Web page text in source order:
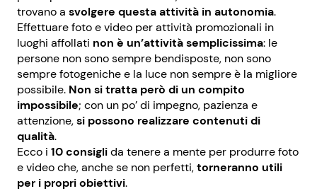
trovano a svolgere questa attività in autonomia.
Effettuare foto e video per attività promozionali in
luoghi affollati non è un’attività semplicissima: le
persone non sono sempre bendisposte, non sono
sempre fotogeniche e la luce non sempre è la migliore
possibile. Non si tratta però di un compito
impossibile; con un po’ di impegno, pazienza e
attenzione,si possono realizzare contenuti di
qualità.
Ecco i 10 consiglida tenere a mente per produrre foto
e video che, anche se non perfetti,torneranno utili
per i propri obiettivi.